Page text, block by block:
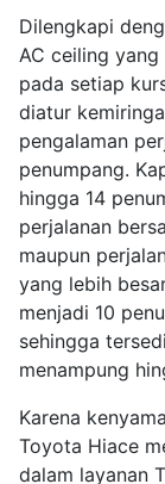
Dilengkapi
AC ceiling
pada setiap
diatur
pengalaman
penumpang.
hingga 14
perjalanan
maupun
yang lebih
menjadi 10
sehingga
menampung
Karena
Toyota Hiace
dalam layanan